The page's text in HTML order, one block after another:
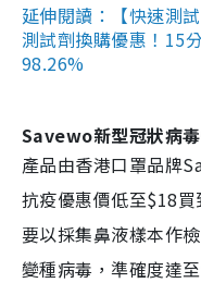
延伸閱讀：【快速測
測試劑換購優惠！15
98.26%
Savewo新型冠狀病
產品由香港口罩品牌
抗疫優惠價低至$18
要以採集鼻液樣本作
變種病毒，準確度達